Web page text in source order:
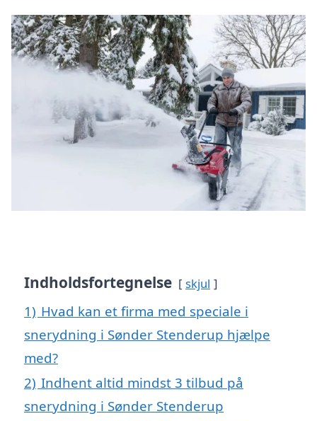
Indholdsfortegnelse skjul
1) Hvad kan et firma med speciale i
snerydning i Sønder Stenderup hjælpe
med?
2) Indhent altid mindst 3 tilbud på
snerydning i Sønder Stenderup